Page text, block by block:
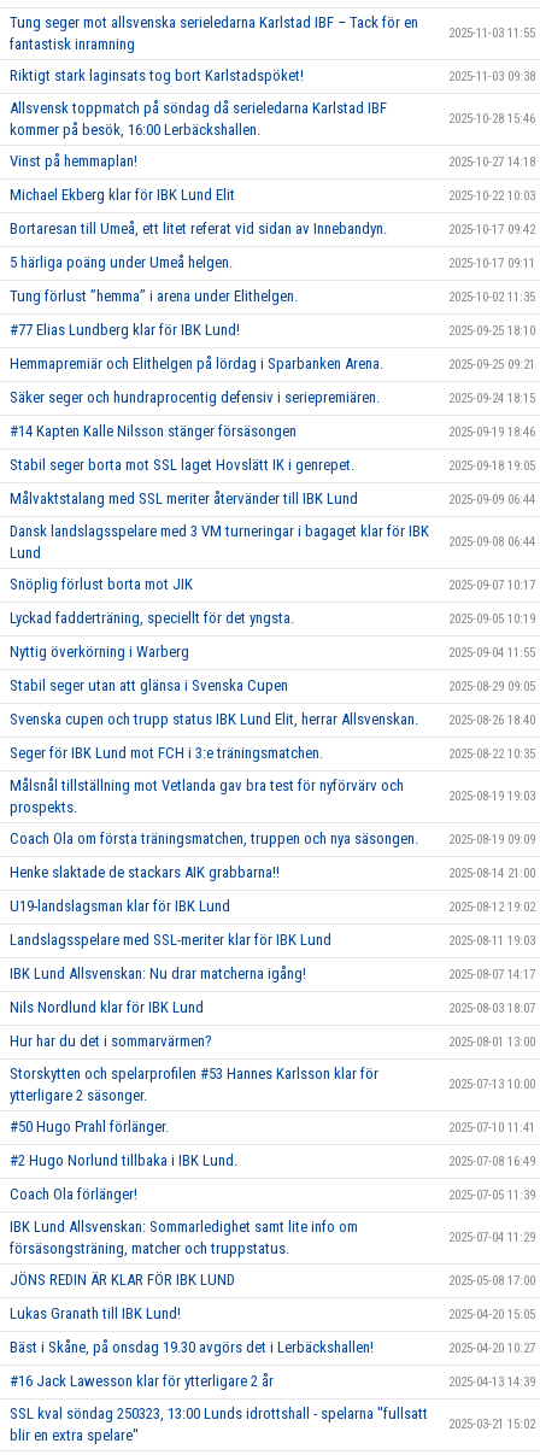
Tung seger mot allsvenska serieledarna Karlstad IBF – Tack för en
fantastisk inramning
2025-11-03 11:55
Riktigt stark laginsats tog bort Karlstadspöket! 2025-11-03 09:38
Allsvensk toppmatch på söndag då serieledarna Karlstad IBF
kommer på besök, 16:00 Lerbäckshallen.
2025-10-28 15:46
Vinst på hemmaplan! 2025-10-27 14:18
Michael Ekberg klar för IBK Lund Elit 2025-10-22 10:03
Bortaresan till Umeå, ett litet referat vid sidan av Innebandyn. 2025-10-17 09:42
5 härliga poäng under Umeå helgen. 2025-10-17 09:11
Tung förlust ’’hemma’’ i arena under Elithelgen. 2025-10-02 11:35
#77 Elias Lundberg klar för IBK Lund! 2025-09-25 18:10
Hemmapremiär och Elithelgen på lördag i Sparbanken Arena. 2025-09-25 09:21
Säker seger och hundraprocentig defensiv i seriepremiären. 2025-09-24 18:15
#14 Kapten Kalle Nilsson stänger försäsongen 2025-09-19 18:46
Stabil seger borta mot SSL laget Hovslätt IK i genrepet. 2025-09-18 19:05
Målvaktstalang med SSL meriter återvänder till IBK Lund 2025-09-09 06:44
Dansk landslagsspelare med 3 VM turneringar i bagaget klar för IBK
Lund
2025-09-08 06:44
Snöplig förlust borta mot JIK 2025-09-07 10:17
Lyckad fadderträning, speciellt för det yngsta. 2025-09-05 10:19
Nyttig överkörning i Warberg 2025-09-04 11:55
Stabil seger utan att glänsa i Svenska Cupen 2025-08-29 09:05
Svenska cupen och trupp status IBK Lund Elit, herrar Allsvenskan. 2025-08-26 18:40
Seger för IBK Lund mot FCH i 3:e träningsmatchen. 2025-08-22 10:35
Målsnål tillställning mot Vetlanda gav bra test för nyförvärv och
prospekts.
2025-08-19 19:03
Coach Ola om första träningsmatchen, truppen och nya säsongen. 2025-08-19 09:09
Henke slaktade de stackars AIK grabbarna!! 2025-08-14 21:00
U19-landslagsman klar för IBK Lund 2025-08-12 19:02
Landslagsspelare med SSL-meriter klar för IBK Lund 2025-08-11 19:03
IBK Lund Allsvenskan: Nu drar matcherna igång! 2025-08-07 14:17
Nils Nordlund klar för IBK Lund 2025-08-03 18:07
Hur har du det i sommarvärmen? 2025-08-01 13:00
Storskytten och spelarprofilen #53 Hannes Karlsson klar för
ytterligare 2 säsonger.
2025-07-13 10:00
#50 Hugo Prahl förlänger. 2025-07-10 11:41
#2 Hugo Norlund tillbaka i IBK Lund. 2025-07-08 16:49
Coach Ola förlänger! 2025-07-05 11:39
IBK Lund Allsvenskan: Sommarledighet samt lite info om
försäsongsträning, matcher och truppstatus.
2025-07-04 11:29
JÖNS REDIN ÄR KLAR FÖR IBK LUND 2025-05-08 17:00
Lukas Granath till IBK Lund! 2025-04-20 15:05
Bäst i Skåne, på onsdag 19.30 avgörs det i Lerbäckshallen! 2025-04-20 10:27
#16 Jack Lawesson klar för ytterligare 2 år 2025-04-13 14:39
SSL kval söndag 250323, 13:00 Lunds idrottshall - spelarna ''fullsatt
blir en extra spelare''
2025-03-21 15:02